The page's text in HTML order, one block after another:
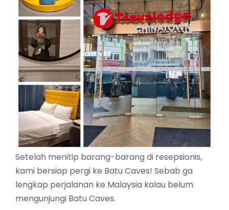
Setelah menitip barang-barang di resepsionis,
kami bersiap pergi ke Batu Caves! Sebab ga
lengkap perjalanan ke Malaysia kalau belum
mengunjungi Batu Caves.